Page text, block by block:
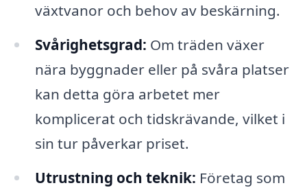
växtvanor och behov av beskärning.
Svårighetsgrad: Om träden växer
nära byggnader eller på svåra platser
kan detta göra arbetet mer
komplicerat och tidskrävande, vilket i
sin tur påverkar priset.
Utrustning och teknik: Företag som